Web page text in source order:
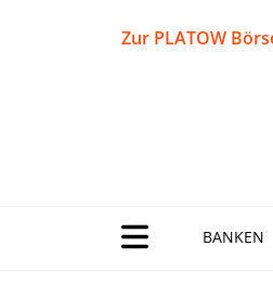
Zur PLATOW
BANKEN